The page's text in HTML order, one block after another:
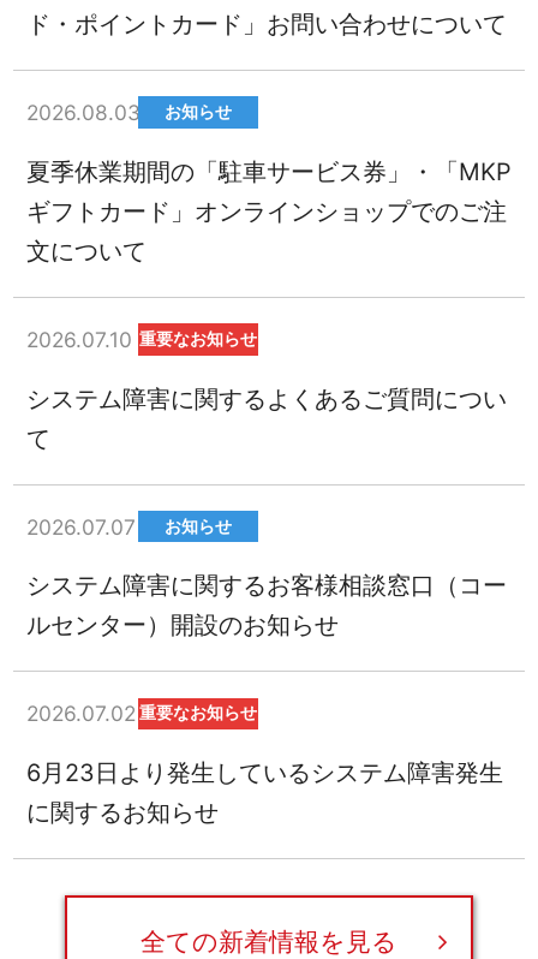
ド・ポイントカード」お問い合わせについて
2026.08.03 お知らせ
夏季休業期間の「駐車サービス券」・「MKP
ギフトカード」オンラインショップでのご注
文について
2026.07.10 重要なお知らせ
システム障害に関するよくあるご質問につい
て
2026.07.07 お知らせ
システム障害に関するお客様相談窓口（コー
ルセンター）開設のお知らせ
2026.07.02 重要なお知らせ
6月23日より発生しているシステム障害発生
に関するお知らせ
全ての新着情報を見る